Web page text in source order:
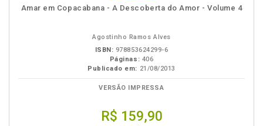
disponível
Disponível
páginas
Amar em Copacabana - A Descoberta do Amor - Volume 4
Agostinho Ramos Alves
ISBN: 978853624299-6
Páginas: 406
Publicado em: 21/08/2013
VERSÃO IMPRESSA
R$ 159,90